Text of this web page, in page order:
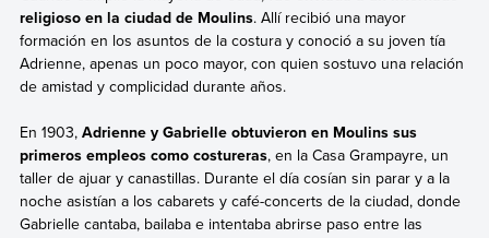
religioso en la ciudad de Moulins. Allí recibió una mayor
formación en los asuntos de la costura y conoció a su joven tía
Adrienne, apenas un poco mayor, con quien sostuvo una relación
de amistad y complicidad durante años.
En 1903, Adrienne y Gabrielle obtuvieron en Moulins sus
primeros empleos como costureras, en la Casa Grampayre, un
taller de ajuar y canastillas. Durante el día cosían sin parar y a la
noche asistían a los cabarets y café-concerts de la ciudad, donde
Gabrielle cantaba, bailaba e intentaba abrirse paso entre las